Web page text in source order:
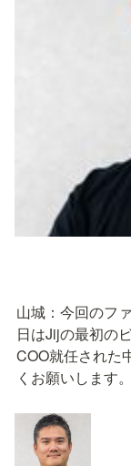
山城：今回のフ
日はJijの最初の
COO就任された
くお願いします。